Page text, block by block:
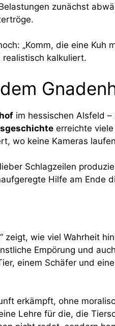
zunächst
„Komm, die eine Kuh
kalkuliert.
im hessischen Alsfeld
erreichte
wo keine Kameras
Schlagzeilen
Hilfe am Ende
zeigt, wie viel Wahrheit
Empörung und
einem Schäfer und
erkämpft, ohne
Lehre für die, die